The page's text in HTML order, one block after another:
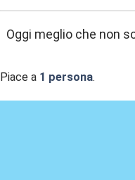
Oggi meglio che non
Piace a 1 persona.